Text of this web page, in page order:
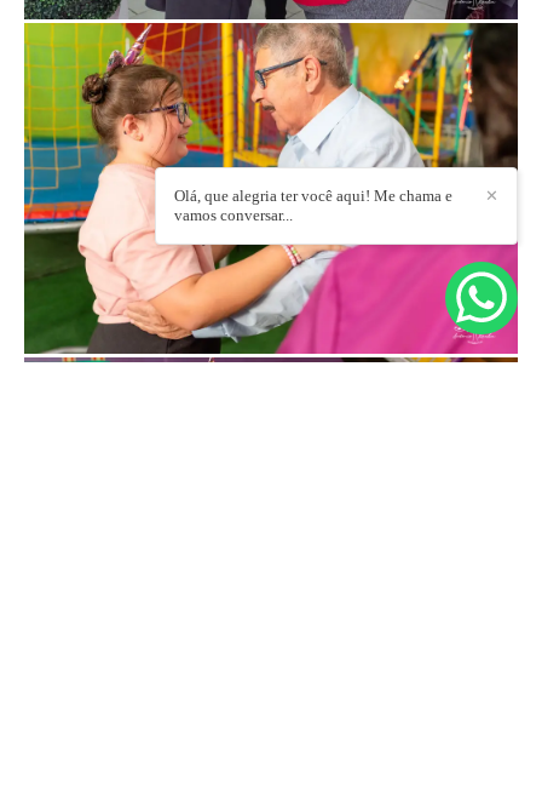
✕
Olá, que alegria ter você aqui! Me chama e
vamos conversar...